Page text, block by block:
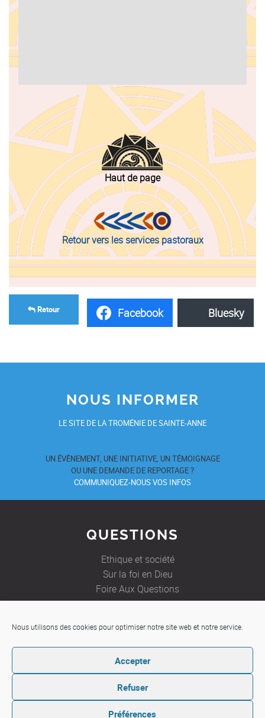
Nous utilisons des cookies pour optimiser notre site web et notre service.
Accepter
Refuser
Préférences
Haut de page
Retour vers les services pastoraux
Facebook Bluesky
Retour
NOUS INFORMER
LE SITE DE LA TROMÉNIE DE SAINTE-ANNE
UN ÉVÈNEMENT, UNE INITIATIVE, UN TÉMOIGNAGE
OU UNE DEMANDE DE REPORTAGE ?
COMMUNIQUEZ-NOUS VOS INFOS
QUESTIONS
Ethique et société
Sur la foi en Dieu
Foire Aux Questions
JE SOUHAITE
Etre aidé
Ecrire à un prêtre